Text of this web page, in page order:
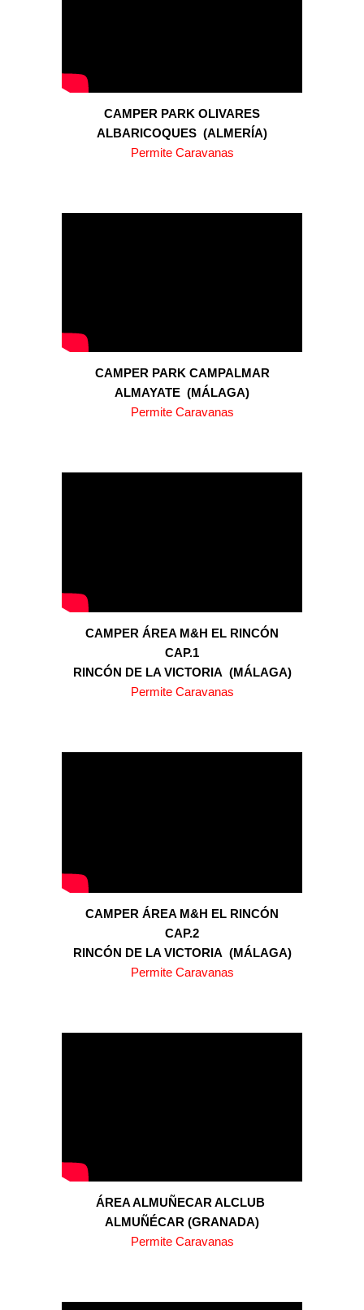
CAMPER PARK OLIVARES
ALBARICOQUES (ALMERÍA)
Permite Caravanas
CAMPER PARK CAMPALMAR
ALMAYATE (MÁLAGA)
Permite Caravanas
CAMPER ÁREA M&H EL RINCÓN
CAP.1
RINCÓN DE LA VICTORIA (MÁLAGA)
Permite Caravanas
CAMPER ÁREA M&H EL RINCÓN
CAP.2
RINCÓN DE LA VICTORIA (MÁLAGA)
Permite Caravanas
ÁREA ALMUÑECAR ALCLUB
ALMUÑÉCAR (GRANADA)
Permite Caravanas